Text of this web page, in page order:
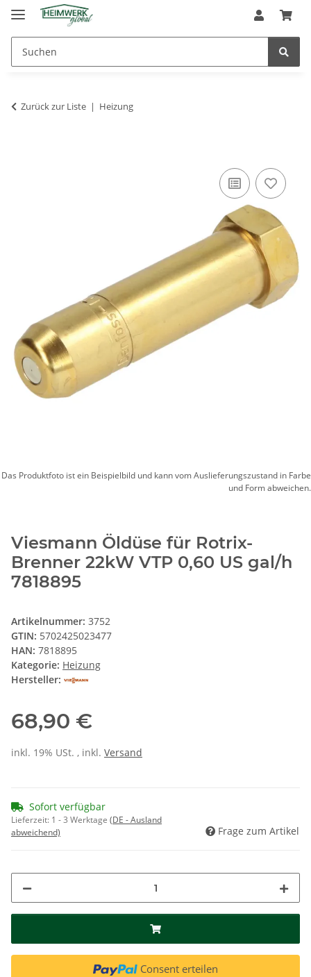
Zurück zur Liste Heizung
Das Produktfoto ist ein Beispielbild und kann vom Auslieferungszustand in Farbe
und Form abweichen.
Viesmann Öldüse für Rotrix-
Brenner 22kW VTP 0,60 US gal/h
7818895
Artikelnummer: 3752
GTIN: 5702425023477
HAN: 7818895
Kategorie: Heizung
Hersteller:
68,90 €
inkl. 19% USt. , inkl. Versand
Sofort verfügbar
Lieferzeit: 1 - 3 Werktage (DE - Ausland
abweichend)
Frage zum Artikel
Consent erteilen